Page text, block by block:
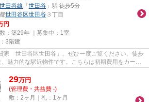
田谷線 「世田谷 」駅 徒歩5分
世田谷区世田谷 ３丁目
円
：築29年 ｜募集中： 1室
3階建
家 世田谷区世田谷」。ぜひ一度ご覧ください。徒歩
魅力的な駅近物件です。こちらは初期費用をカード
です...
29万円
(管理費・共益費 -)
敷：2ヶ月｜礼：1ヶ月